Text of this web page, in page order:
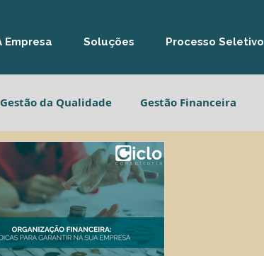
Empresa Soluções Processo Seletivo
Gestão da Qualidade Gestão Financeira
da Produção Gestão da Qualidade
Estratégica